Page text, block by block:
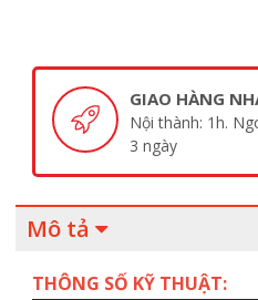
GIAO HÀNG
Nội thành: 1h.
3 ngày
Mô tả
THÔNG SỐ KỸ THUẬT: